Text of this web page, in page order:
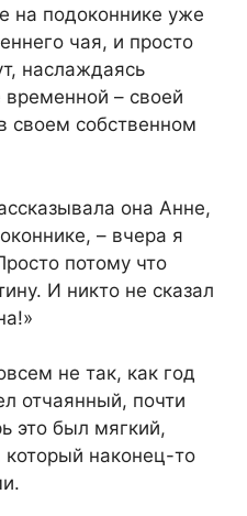
на подоконнике уже
чая, и просто
наслаждаясь
– своей
своем собственном
она Анне,
– вчера я
потому что
И никто не сказал
не так, как год
отчаянный, почти
это был мягкий,
наконец-то